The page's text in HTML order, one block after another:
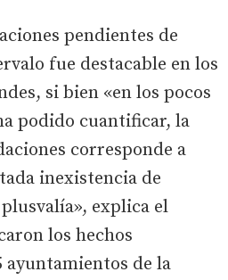
pendientes de
fue destacable en los
si bien «en los pocos
podido cuantificar, la
corresponde a
inexistencia de
explica el
los hechos
ayuntamientos de la